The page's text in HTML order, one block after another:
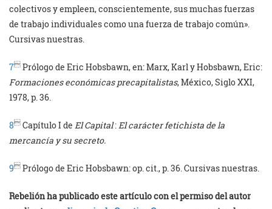
colectivos y empleen, conscientemente, sus muchas fuerzas
de trabajo individuales como una fuerza de trabajo común».
Cursivas nuestras.
7 Prólogo de Eric Hobsbawn, en: Marx, Karl y Hobsbawn, Eric:
Formaciones económicas precapitalistas, México, Siglo XXI,
1978, p. 36.
8 Capítulo I de El Capital: El carácter fetichista de la
mercancía y su secreto.
9 Prólogo de Eric Hobsbawn: op. cit., p. 36. Cursivas nuestras.
Rebelión ha publicado este artículo con el permiso del autor